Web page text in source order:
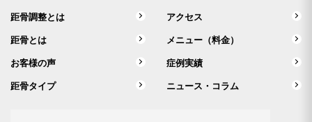
距骨調整とは アクセス
距骨とは メニュー（料金）
お客様の声 症例実績
距骨タイプ ニュース・コラム